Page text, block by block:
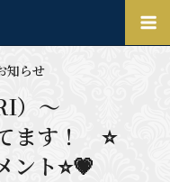
知らせ
）～
ます！ ⭐
ント⭐💗